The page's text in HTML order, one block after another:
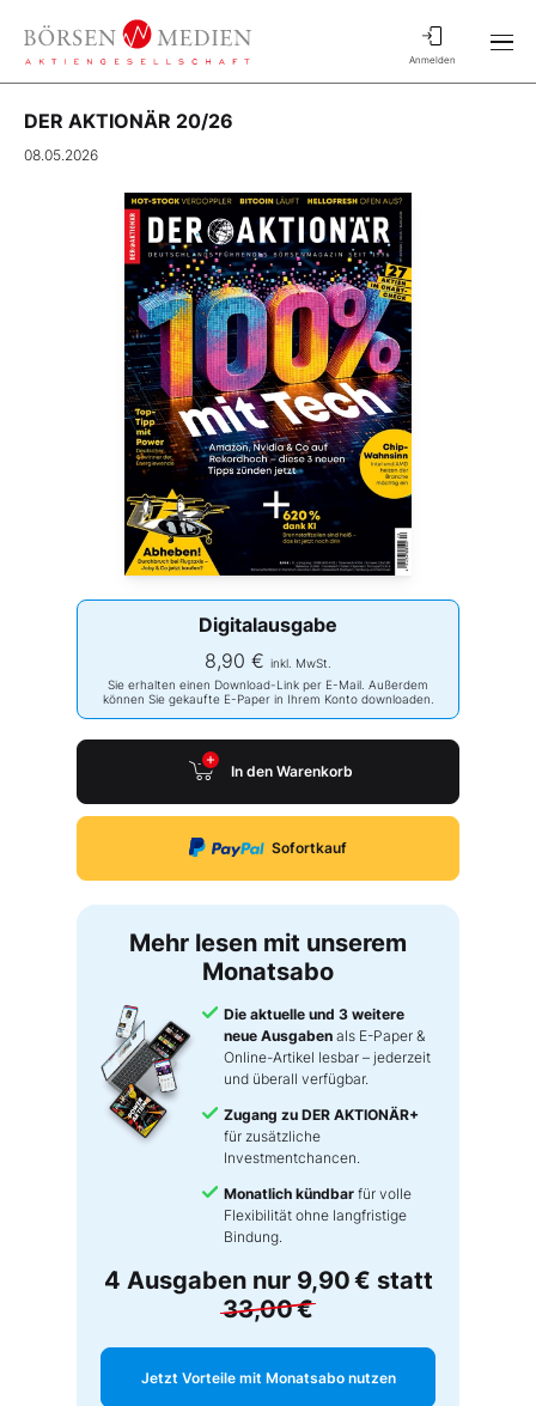
Anmelden
DER AKTIONÄR 20/26
08.05.2026
Digitalausgabe
8,90 € inkl. MwSt.
Sie erhalten einen Download-Link per E-Mail. Außerdem
können Sie gekaufte E-Paper in Ihrem Konto downloaden.
In den Warenkorb
Sofortkauf
Mehr lesen mit unserem
Monatsabo
Die aktuelle und 3 weitere
neue Ausgaben als E-Paper &
Online-Artikel lesbar – jederzeit
und überall verfügbar.
Zugang zu DER AKTIONÄR+
für zusätzliche
Investmentchancen.
Monatlich kündbar für volle
Flexibilität ohne langfristige
Bindung.
4 Ausgaben nur 9,90 € statt
33,00 €
Jetzt Vorteile mit Monatsabo nutzen